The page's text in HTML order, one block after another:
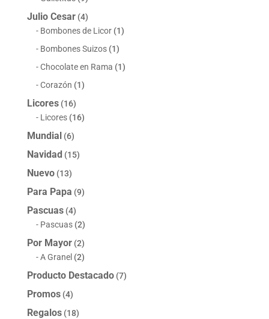
Julio Cesar (4)
Bombones de Licor (1)
Bombones Suizos (1)
Chocolate en Rama (1)
Corazón (1)
Licores (16)
Licores (16)
Mundial (6)
Navidad (15)
Nuevo (13)
Para Papa (9)
Pascuas (4)
Pascuas (2)
Por Mayor (2)
A Granel (2)
Producto Destacado (7)
Promos (4)
Regalos (18)